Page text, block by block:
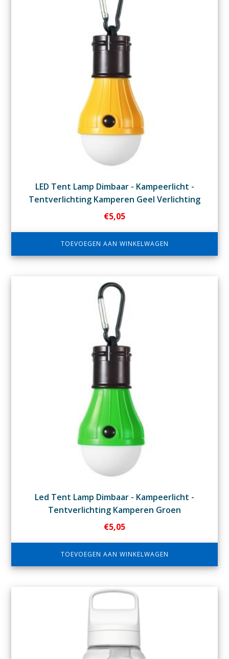
LED Tent Lamp Dimbaar - Kampeerlicht -
Tentverlichting Kamperen Geel Verlichting
€5,05
TOEVOEGEN AAN WINKELWAGEN
Led Tent Lamp Dimbaar - Kampeerlicht -
Tentverlichting Kamperen Groen
€5,05
TOEVOEGEN AAN WINKELWAGEN